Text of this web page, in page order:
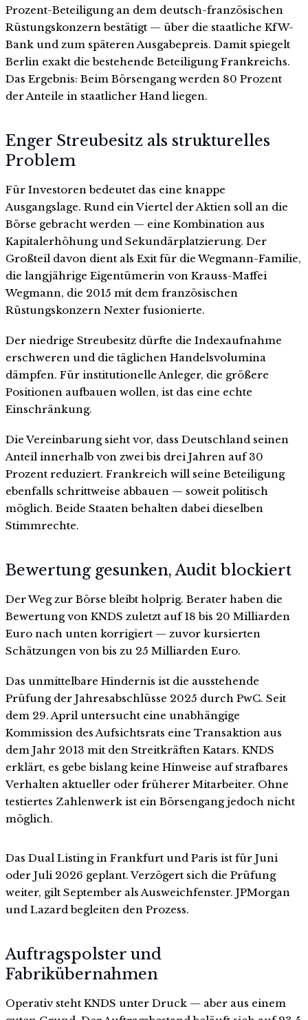
Prozent-Beteiligung an dem deutsch-französischen
Rüstungskonzern bestätigt — über die staatliche KfW-
Bank und zum späteren Ausgabepreis. Damit spiegelt
Berlin exakt die bestehende Beteiligung Frankreichs.
Das Ergebnis: Beim Börsengang werden 80 Prozent
der Anteile in staatlicher Hand liegen.
Enger Streubesitz als strukturelles
Problem
Für Investoren bedeutet das eine knappe
Ausgangslage. Rund ein Viertel der Aktien soll an die
Börse gebracht werden — eine Kombination aus
Kapitalerhöhung und Sekundärplatzierung. Der
Großteil davon dient als Exit für die Wegmann-Familie,
die langjährige Eigentümerin von Krauss-Maffei
Wegmann, die 2015 mit dem französischen
Rüstungskonzern Nexter fusionierte.
Der niedrige Streubesitz dürfte die Indexaufnahme
erschweren und die täglichen Handelsvolumina
dämpfen. Für institutionelle Anleger, die größere
Positionen aufbauen wollen, ist das eine echte
Einschränkung.
Die Vereinbarung sieht vor, dass Deutschland seinen
Anteil innerhalb von zwei bis drei Jahren auf 30
Prozent reduziert. Frankreich will seine Beteiligung
ebenfalls schrittweise abbauen — soweit politisch
möglich. Beide Staaten behalten dabei dieselben
Stimmrechte.
Bewertung gesunken, Audit blockiert
Der Weg zur Börse bleibt holprig. Berater haben die
Bewertung von KNDS zuletzt auf 18 bis 20 Milliarden
Euro nach unten korrigiert — zuvor kursierten
Schätzungen von bis zu 25 Milliarden Euro.
Das unmittelbare Hindernis ist die ausstehende
Prüfung der Jahresabschlüsse 2025 durch PwC. Seit
dem 29. April untersucht eine unabhängige
Kommission des Aufsichtsrats eine Transaktion aus
dem Jahr 2013 mit den Streitkräften Katars. KNDS
erklärt, es gebe bislang keine Hinweise auf strafbares
Verhalten aktueller oder früherer Mitarbeiter. Ohne
testiertes Zahlenwerk ist ein Börsengang jedoch nicht
möglich.
Das Dual Listing in Frankfurt und Paris ist für Juni
oder Juli 2026 geplant. Verzögert sich die Prüfung
weiter, gilt September als Ausweichfenster. JPMorgan
und Lazard begleiten den Prozess.
Auftragspolster und
Fabrikübernahmen
Operativ steht KNDS unter Druck — aber aus einem